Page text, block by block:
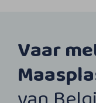
Vaar